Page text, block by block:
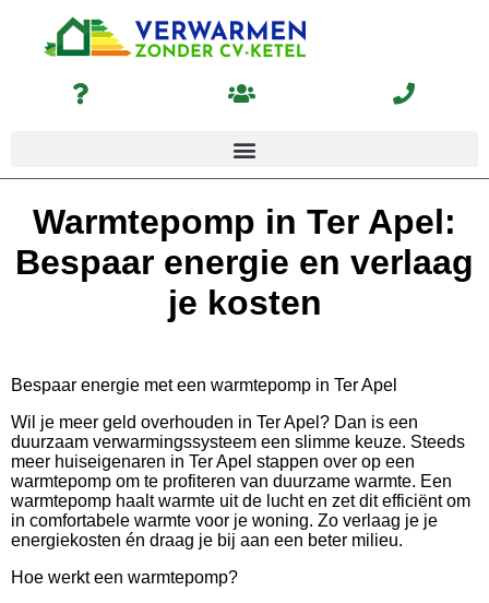
Warmtepomp in Ter Apel:
Bespaar energie en verlaag
je kosten
Bespaar energie met een warmtepomp in Ter Apel
Wil je meer geld overhouden in Ter Apel? Dan is een
duurzaam verwarmingssysteem een slimme keuze. Steeds
meer huiseigenaren in Ter Apel stappen over op een
warmtepomp om te profiteren van duurzame warmte. Een
warmtepomp haalt warmte uit de lucht en zet dit efficiënt om
in comfortabele warmte voor je woning. Zo verlaag je je
energiekosten én draag je bij aan een beter milieu.
Hoe werkt een warmtepomp?